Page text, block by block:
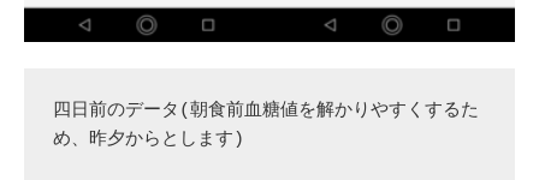
四日前のデータ(朝食前血糖値を解かりやすくするた
め、昨夕からとします)